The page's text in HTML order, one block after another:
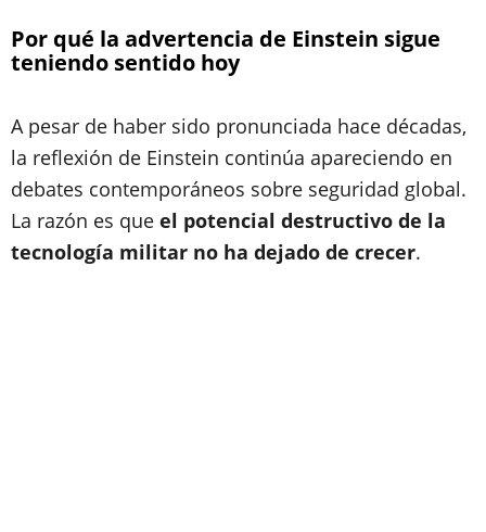
Por qué la advertencia de Einstein sigue
teniendo sentido hoy
A pesar de haber sido pronunciada hace décadas,
la reflexión de Einstein continúa apareciendo en
debates contemporáneos sobre seguridad global.
La razón es que el potencial destructivo de la
tecnología militar no ha dejado de crecer.